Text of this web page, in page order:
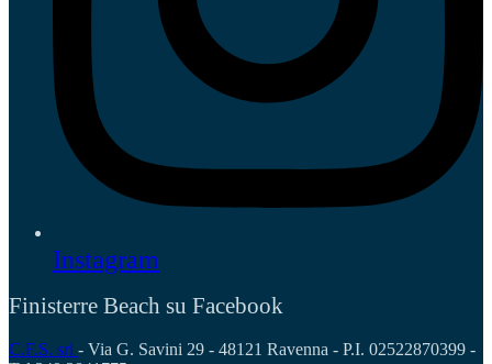
Instagram
Finisterre Beach su Facebook
C.F.S. srl - Via G. Savini 29 - 48121 Ravenna - P.I. 02522870399 -